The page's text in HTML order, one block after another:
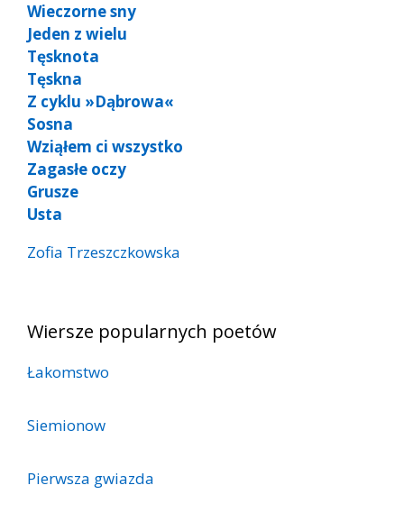
Wieczorne sny
Jeden z wielu
Tęsknota
Tęskna
Z cyklu »Dąbrowa«
Sosna
Wziąłem ci wszystko
Zagasłe oczy
Grusze
Usta
Zofia Trzeszczkowska
Wiersze popularnych poetów
Łakomstwo
Siemionow
Pierwsza gwiazda